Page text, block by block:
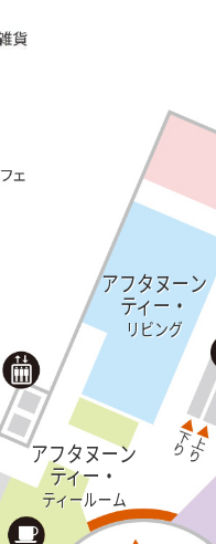
アフタヌーン
ティー・
ティールーム
アフタヌーン
ティー・
リビング